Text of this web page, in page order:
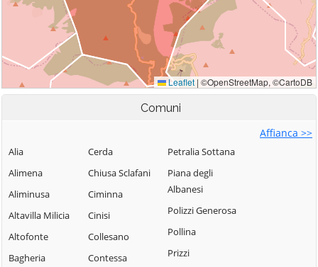
Comuni
Affianca >>
Alia
Alimena
Aliminusa
Altavilla Milicia
Altofonte
Bagheria
Cerda
Chiusa Sclafani
Ciminna
Cinisi
Collesano
Contessa
Petralia Sottana
Piana degli
Albanesi
Polizzi Generosa
Pollina
Prizzi